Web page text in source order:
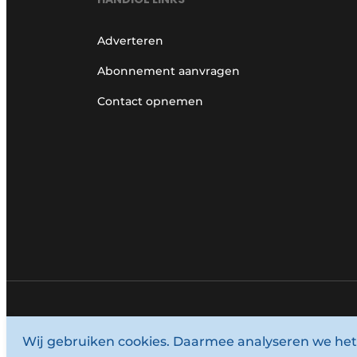
Adverteren
Abonnement aanvragen
Contact opnemen
© 1987 - 2026 Louwersmediagroep.
Wij gebruiken cookies. Daarmee analyseren we